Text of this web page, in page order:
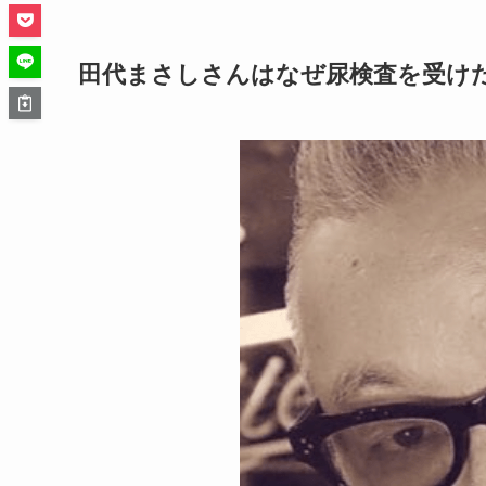
田代まさしさんはなぜ尿検査を受け